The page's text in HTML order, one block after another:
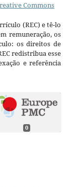
Commons
(REC) e tê-lo
remuneração, os
os direitos de
redistribua esse
e referência
0